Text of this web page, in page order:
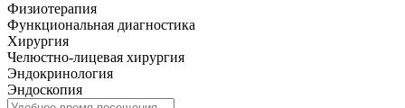
Физиотерапия
Функциональная диагностика
Хирургия
Челюстно-лицевая хирургия
Эндокринология
Эндоскопия